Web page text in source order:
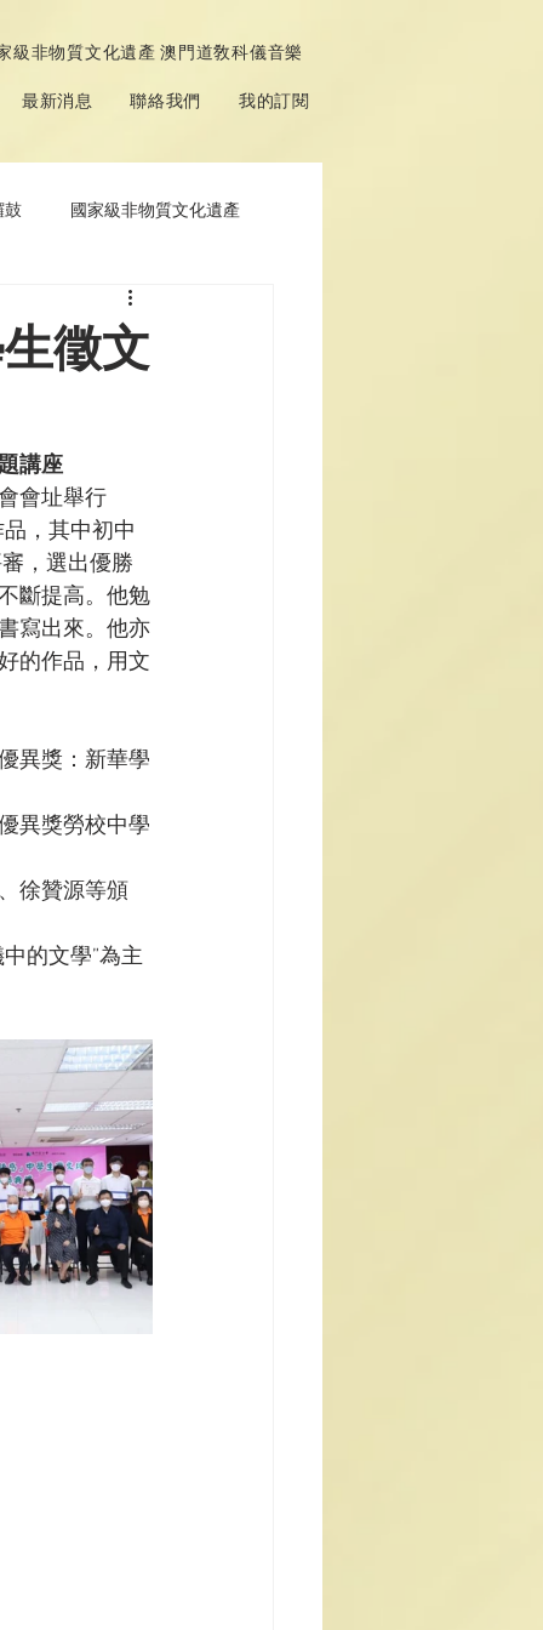
級非物質文化遺產 澳門道敎科儀音樂
最新消息 聯絡我們 我的訂閱
鼓 國家級非物質文化遺產
徵文
講座
會址舉行
，其中初中
，選出優勝
斷提高。他勉
寫出來。他亦
的作品，用文
異獎：新華學
異獎勞校中學
徐贊源等頒
的文學”為主